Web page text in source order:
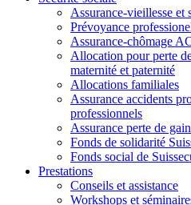
Assurance-vieillesse et
Prévoyance
Assurance-chômage
Allocation pour perte
maternité et paternité
Allocations familiales
Assurance accidents
professionnels
Assurance perte de gain
Fonds de solidarité
Fonds social de
Prestations
Conseils et assistance
Workshops et